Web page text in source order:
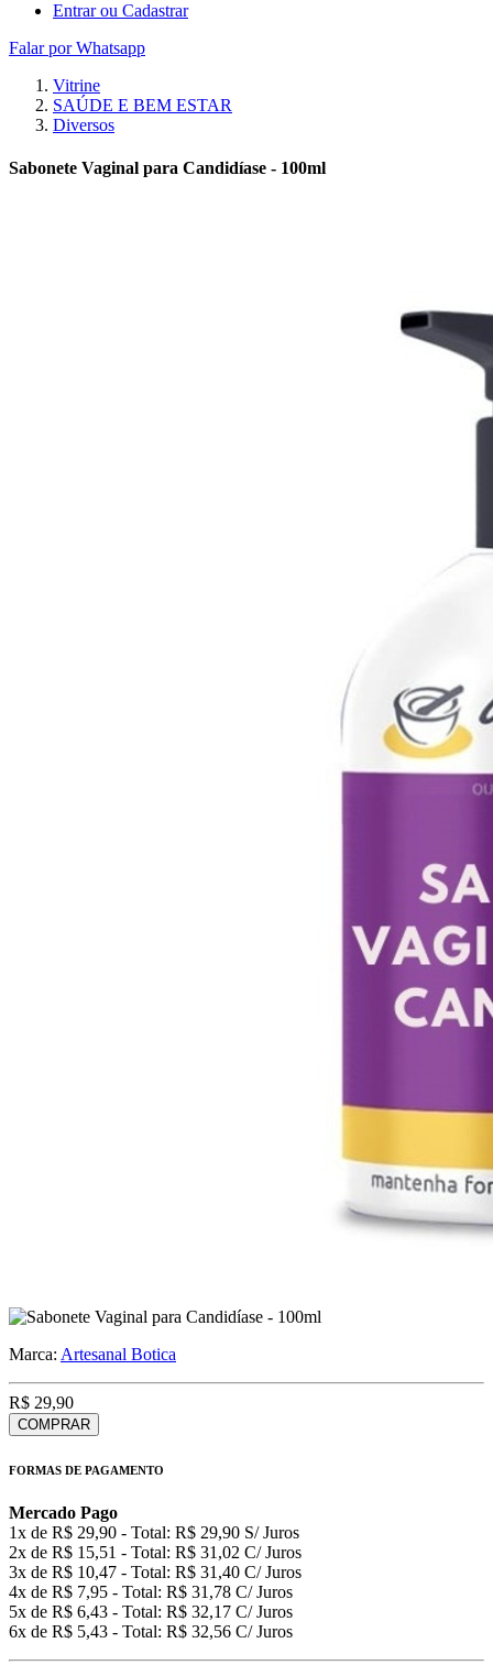
Entrar ou Cadastrar
Falar por Whatsapp
Vitrine
SAÚDE E BEM ESTAR
Diversos
Sabonete Vaginal para Candidíase - 100ml
Marca: Artesanal Botica
R$ 29,90
COMPRAR
FORMAS DE PAGAMENTO
Mercado Pago
1x de R$ 29,90 - Total: R$ 29,90 S/ Juros
2x de R$ 15,51 - Total: R$ 31,02 C/ Juros
3x de R$ 10,47 - Total: R$ 31,40 C/ Juros
4x de R$ 7,95 - Total: R$ 31,78 C/ Juros
5x de R$ 6,43 - Total: R$ 32,17 C/ Juros
6x de R$ 5,43 - Total: R$ 32,56 C/ Juros